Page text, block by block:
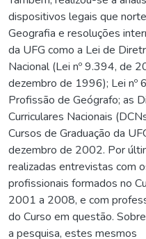
dispositivos legais que
Geografia e resoluções
da UFG como a Lei de
Nacional (Lei nº 9.394, de
dezembro de 1996); Lei nº
Profissão de Geógrafo; as
Curriculares Nacionais
Cursos de Graduação da
dezembro de 2002. Por
realizadas entrevistas com
profissionais formados no
2001 a 2008, e com
do Curso em questão.
a pesquisa, estes mesmos